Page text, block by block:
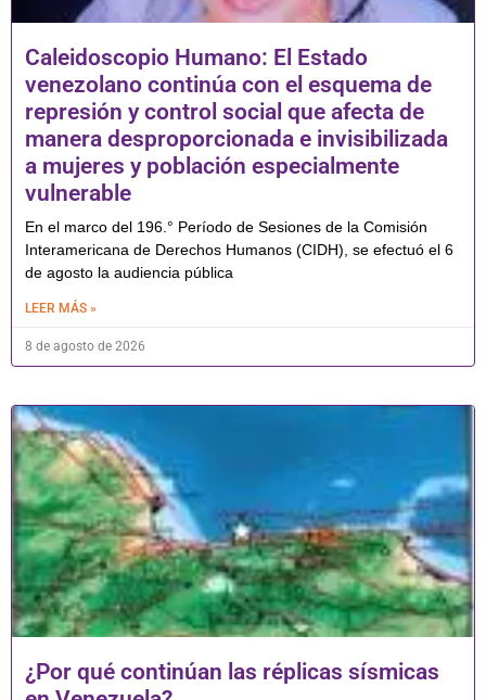
Caleidoscopio Humano: El Estado
venezolano continúa con el esquema de
represión y control social que afecta de
manera desproporcionada e invisibilizada
a mujeres y población especialmente
vulnerable
En el marco del 196.° Período de Sesiones de la Comisión
Interamericana de Derechos Humanos (CIDH), se efectuó el 6
de agosto la audiencia pública
LEER MÁS »
8 de agosto de 2026
¿Por qué continúan las réplicas sísmicas